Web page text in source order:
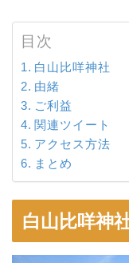
目次
白山比咩神社
由緒
ご利益
関連ツイート
アクセス方法
まとめ
白山比咩神